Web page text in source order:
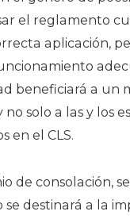
el reglamento
aplicación,
beneficiará a un
no solo a las y los
en el CLS.
de consolación,
se destinará a la